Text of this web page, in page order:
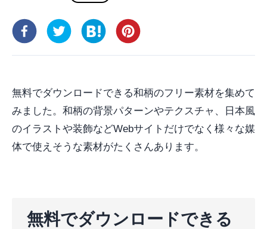
無料でダウンロードできる和柄のフリー素材を集めて
みました。和柄の背景パターンやテクスチャ、日本風
のイラストや装飾などWebサイトだけでなく様々な媒
体で使えそうな素材がたくさんあります。
無料でダウンロードできる